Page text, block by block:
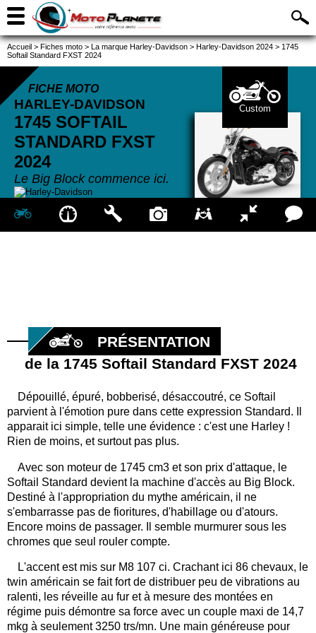
Accueil > Fiches moto > La marque Harley-Davidson > Harley-Davidson 2024 > 1745
Softail Standard FXST 2024
FICHE MOTO
HARLEY-DAVIDSON
1745 SOFTAIL
STANDARD FXST
2024
Le Big Block commence ici.
Custom
PRÉSENTATION
de la 1745 Softail Standard FXST 2024
Dépouillé, épuré, bobberisé, désaccoutré, ce Softail
parvient à l'émotion pure dans cette expression Standard. Il
apparait ici simple, telle une évidence : c'est une Harley !
Rien de moins, et surtout pas plus.
Avec son moteur de 1745 cm3 et son prix d'attaque, le
Softail Standard devient la machine d'accès au Big Block.
Destiné à l'appropriation du mythe américain, il ne
s'embarrasse pas de fioritures, d'habillage ou d'atours.
Encore moins de passager. Il semble murmurer sous les
chromes que seul rouler compte.
L'accent est mis sur M8 107 ci. Crachant ici 86 chevaux, le
twin américain se fait fort de distribuer peu de vibrations au
ralenti, les réveille au fur et à mesure des montées en
régime puis démontre sa force avec un couple maxi de 14,7
mkg à seulement 3250 trs/mn. Une main généreuse pour